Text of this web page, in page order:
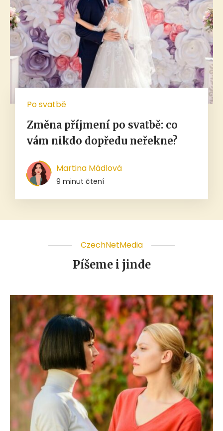
Po svatbě
Změna příjmení po svatbě: co
vám nikdo dopředu neřekne?
Martina Mádlová
9 minut čtení
CzechNetMedia
Píšeme i jinde